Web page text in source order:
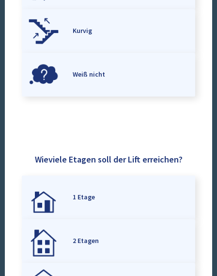
Kurvig
Weiß nicht
Wieviele Etagen soll der Lift erreichen?
1 Etage
2 Etagen